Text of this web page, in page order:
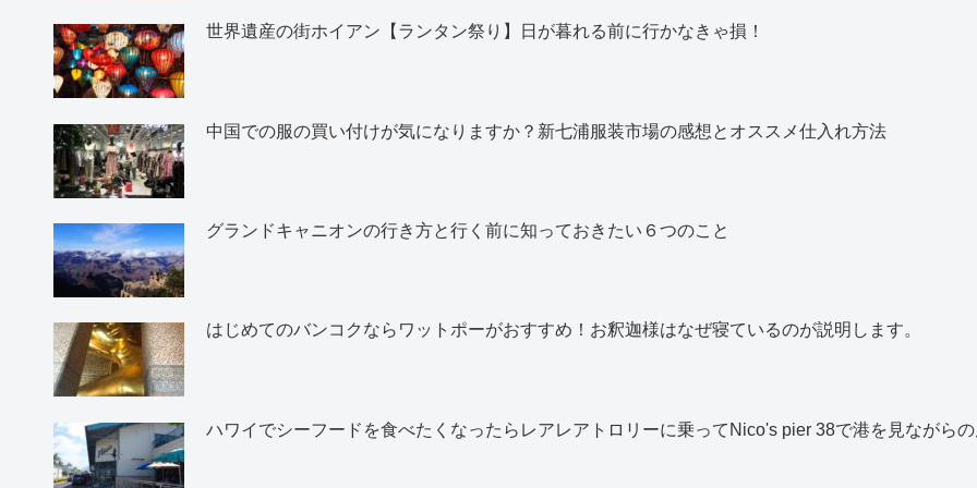
世界遺産の街ホイアン【ランタン祭り】日が暮れる前に行かなきゃ損！
中国での服の買い付けが気になりますか？新七浦服装市場の感想とオススメ仕入れ方法
グランドキャニオンの行き方と行く前に知っておきたい６つのこと
はじめてのバンコクならワットポーがおすすめ！お釈迦様はなぜ寝ているのが説明します。
ハワイでシーフードを食べたくなったらレアレアトロリーに乗ってNico's pier 38で港を見ながらの